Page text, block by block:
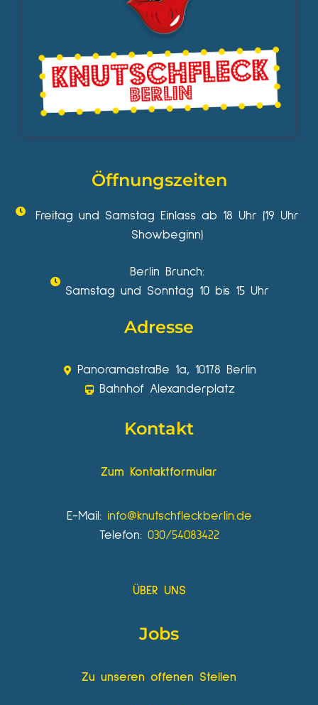
Öffnungszeiten
Freitag und Samstag Einlass ab 18 Uhr (19 Uhr
Showbeginn)
Berlin Brunch:
Samstag und Sonntag 10 bis 15 Uhr
Adresse
Panoramastraße 1a, 10178 Berlin
Bahnhof Alexanderplatz
Kontakt
Zum Kontaktformular
E-Mail: info@knutschfleckberlin.de
Telefon: 030/54083422
ÜBER UNS
Jobs
Zu unseren offenen Stellen